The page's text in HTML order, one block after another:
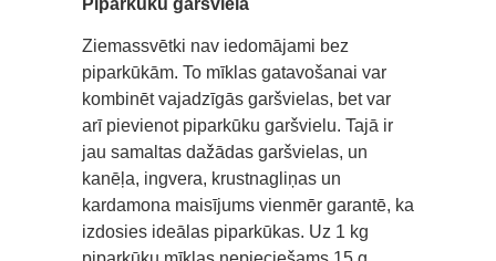
Ziemassvētki nav iedomājami bez
piparkūkām. To mīklas gatavošanai var
kombinēt vajadzīgās garšvielas, bet var
arī pievienot piparkūku garšvielu. Tajā ir
jau samaltas dažādas garšvielas, un
kanēļa, ingvera, krustnagliņas un
kardamona maisījums vienmēr garantē, ka
izdosies ideālas piparkūkas. Uz 1 kg